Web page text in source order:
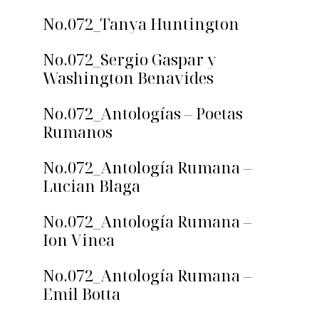
No.072_Tanya Huntington
No.072_Sergio Gaspar y
Washington Benavides
No.072_Antologías – Poetas
Rumanos
No.072_Antología Rumana –
Lucian Blaga
No.072_Antología Rumana –
Ion Vinea
No.072_Antología Rumana –
Emil Botta